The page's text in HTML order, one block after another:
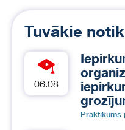
Tuvākie
06.08
Praktikums